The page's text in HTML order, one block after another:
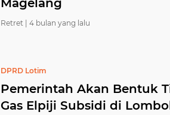
Magelang
Retret | 4 bulan yang lalu
DPRD Lotim
Pemerintah Akan Bentuk
Gas Elpiji Subsidi di